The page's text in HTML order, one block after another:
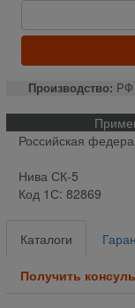
Производство: РФ
Российская
Нива СК-5
Код 1С: 82869
Каталоги
Получить